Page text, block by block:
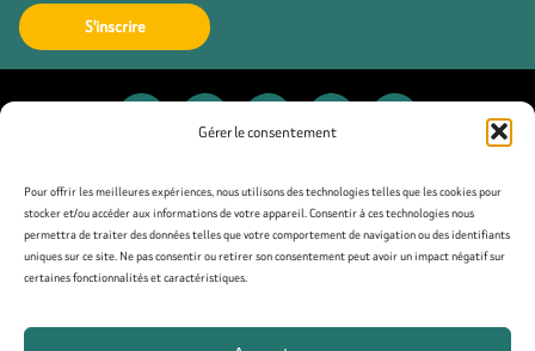
Gérer le consentement
Pour offrir les meilleures expériences, nous utilisons des technologies telles que les cookies pour
stocker et/ou accéder aux informations de votre appareil. Consentir à ces technologies nous
permettra de traiter des données telles que votre comportement de navigation ou des identifiants
uniques sur ce site. Ne pas consentir ou retirer son consentement peut avoir un impact négatif sur
certaines fonctionnalités et caractéristiques.
S'inscrire
Contact
Presse